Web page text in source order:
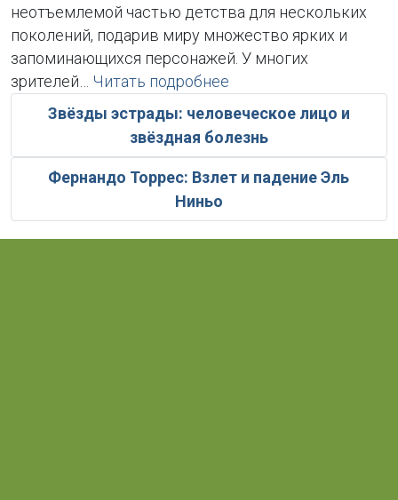
неотъемлемой частью детства для нескольких
поколений, подарив миру множество ярких и
запоминающихся персонажей. У многих
зрителей… Читать подробнее
Звёзды эстрады: человеческое лицо и
звёздная болезнь
Фернандо Торрес: Взлет и падение Эль
Ниньо